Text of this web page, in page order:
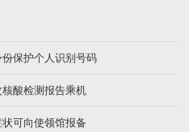
保护个人识别号码
酸检测报告乘机
可向使领馆报备